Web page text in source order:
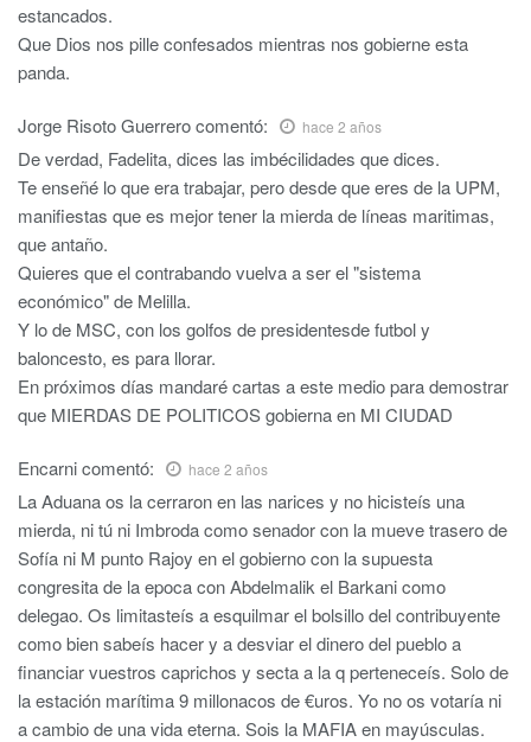
estancados.
Que Dios nos pille confesados mientras nos gobierne esta
panda.
Jorge Risoto Guerrerocomentó: hace 2 años
De verdad, Fadelita, dices las imbécilidades que dices.
Te enseñé lo que era trabajar, pero desde que eres de la UPM,
manifiestas que es mejor tener la mierda de líneas maritimas,
que antaño.
Quieres que el contrabando vuelva a ser el "sistema
económico" de Melilla.
Y lo de MSC, con los golfos de presidentesde futbol y
baloncesto, es para llorar.
En próximos días mandaré cartas a este medio para demostrar
que MIERDAS DE POLITICOS gobierna en MI CIUDAD
Encarnicomentó: hace 2 años
La Aduana os la cerraron en las narices y no hicisteís una
mierda, ni tú ni Imbroda como senador con la mueve trasero de
Sofía ni M punto Rajoy en el gobierno con la supuesta
congresita de la epoca con Abdelmalik el Barkani como
delegao. Os limitasteís a esquilmar el bolsillo del contribuyente
como bien sabeís hacer y a desviar el dinero del pueblo a
financiar vuestros caprichos y secta a la q perteneceís. Solo de
la estación marítima 9 millonacos de €uros. Yo no os votaría ni
a cambio de una vida eterna. Sois la MAFIA en mayúsculas.